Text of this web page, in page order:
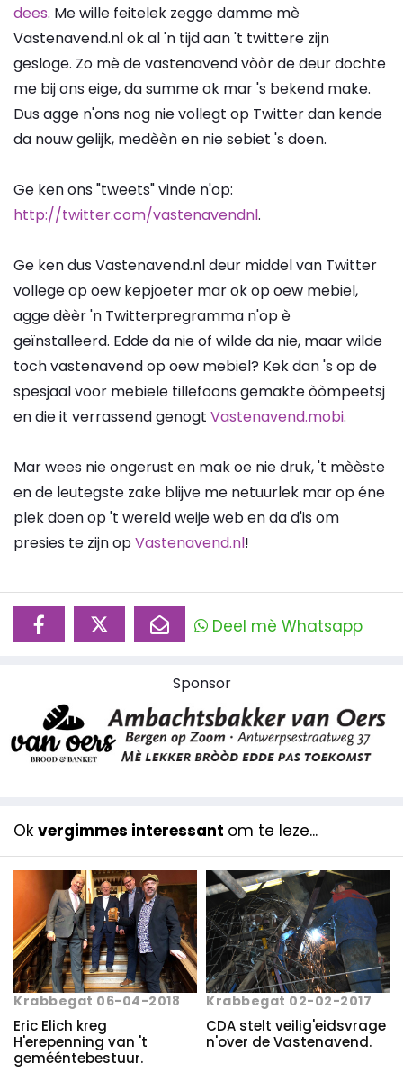
dees. Me wille feitelek zegge damme mè
Vastenavend.nl ok al 'n tijd aan 't twittere zijn
gesloge. Zo mè de vastenavend vòòr de deur dochte
me bij ons eige, da summe ok mar 's bekend make.
Dus agge n'ons nog nie vollegt op Twitter dan kende
da nouw gelijk, medèèn en nie sebiet 's doen.
Ge ken ons "tweets" vinde n'op:
http://twitter.com/vastenavendnl.
Ge ken dus Vastenavend.nl deur middel van Twitter
vollege op oew kepjoeter mar ok op oew mebiel,
agge dèèr 'n Twitterpregramma n'op è
geïnstalleerd. Edde da nie of wilde da nie, maar wilde
toch vastenavend op oew mebiel? Kek dan 's op de
spesjaal voor mebiele tillefoons gemakte òòmpeetsj
en die it verrassend genogt Vastenavend.mobi.
Mar wees nie ongerust en mak oe nie druk, 't mèèste
en de leutegste zake blijve me netuurlek mar op éne
plek doen op 't wereld weije web en da d'is om
presies te zijn opVastenavend.nl!
Deel mè Whatsapp
Sponsor
Ok vergimmes interessant om te leze...
Krabbegat 06-04-2018
Eric Elich kreg
H'erepenning van 't
gemééntebestuur.
Krabbegat 02-02-2017
CDA stelt veilig'eidsvrage
n'over de Vastenavend.